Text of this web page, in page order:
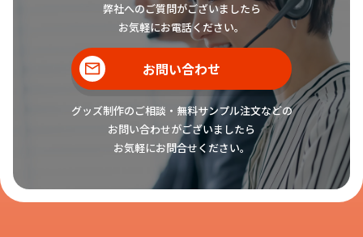
弊社へのご質問がございましたら
お気軽にお電話ください。
お問い合わせ
グッズ制作のご相談・無料サンプル注文などの
お問い合わせがございましたら
お気軽にお問合せください。